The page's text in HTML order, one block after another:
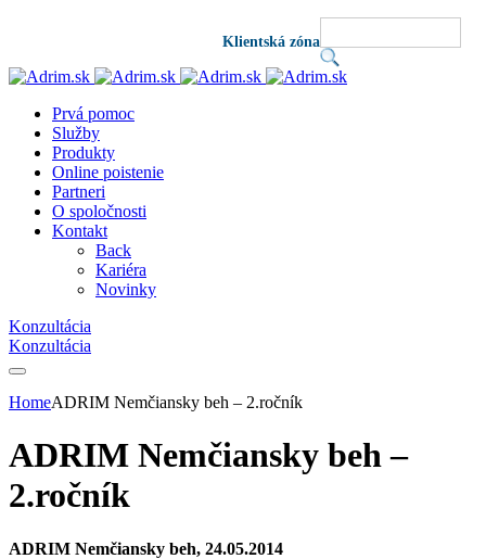
Klientská zóna
Prvá pomoc
Služby
Produkty
Online poistenie
Partneri
O spoločnosti
Kontakt
Back
Kariéra
Novinky
Konzultácia
Konzultácia
HomeADRIM Nemčiansky beh – 2.ročník
ADRIM Nemčiansky beh –
2.ročník
ADRIM Nemčiansky beh, 24.05.2014